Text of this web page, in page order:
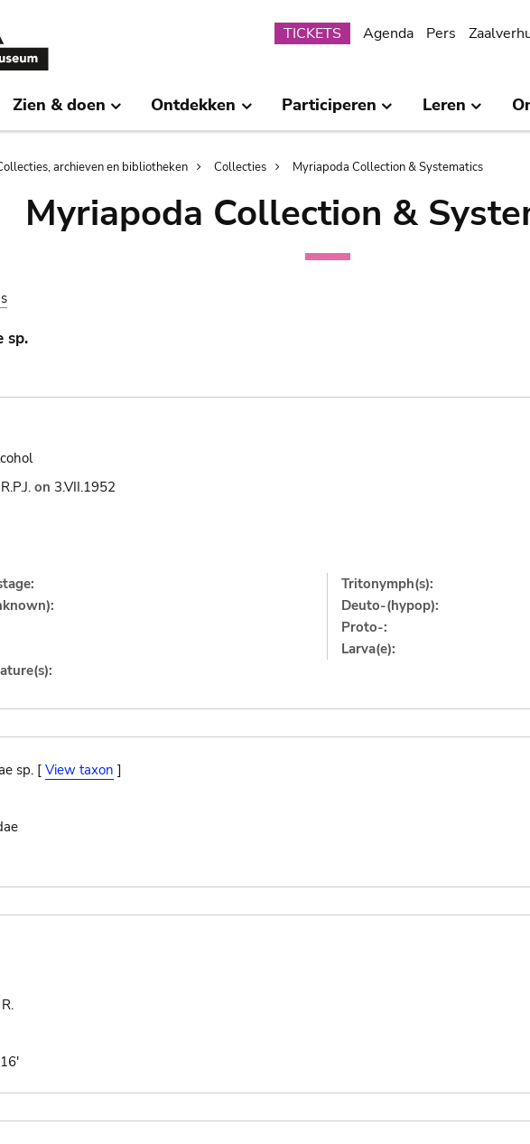
Submenu
TICKETS Agenda Pers
Zien & doen Ontdekken Participeren Leren
archieven en bibliotheken Collecties Myriapoda Collection & Systematics
Myriapoda Collection &
sp.
on 3.VII.1952
Tritonymph(s):
Deuto-(hypop):
Proto-:
Larva(e):
sp. [View taxon ]